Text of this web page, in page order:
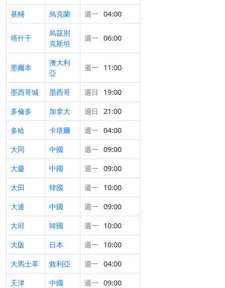
基輔 烏克蘭 週一 04:00
塔什干
烏茲別
克斯坦
週一 06:00
墨爾本
澳大利
亞
週一 11:00
墨西哥城 墨西哥 週日
19:00
多倫多
加拿大 週日
21:00
多哈
卡塔爾 週一 04:00
大同
中國 週一 09:00
大慶
中國 週一 09:00
大田
韓國 週一 10:00
大連
中國 週一 09:00
大邱
韓國 週一 10:00
大阪
日本 週一 10:00
大馬士革
敘利亞 週一 04:00
天津
中國 週一 09:00